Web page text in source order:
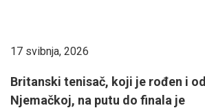
17 svibnja, 2026
Britanski tenisač, koji je rođen i
Njemačkoj, na putu do finala je